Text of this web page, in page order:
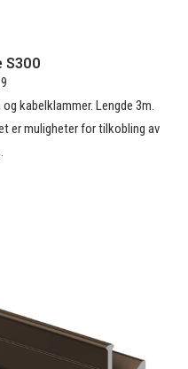
kabelklammer. Lengde 3m.
er muligheter for tilkobling av